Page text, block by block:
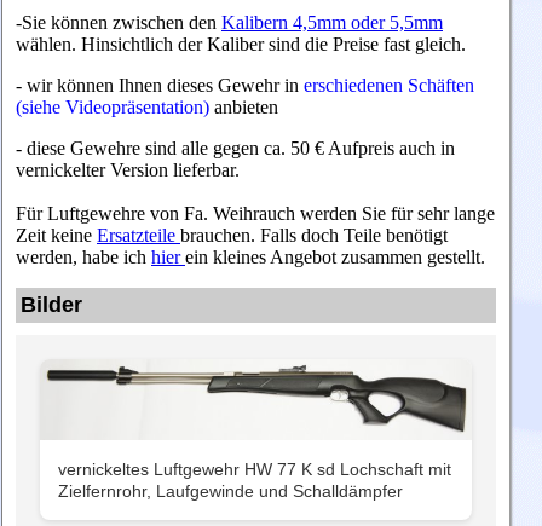
-Sie können zwischen den Kalibern 4,5mm oder 5,5mm
wählen. Hinsichtlich der Kaliber sind die Preise fast gleich.
- wir können Ihnen dieses Gewehr in erschiedenen Schäften
(siehe Videopräsentation) anbieten
- diese Gewehre sind alle gegen ca. 50 € Aufpreis auch in
vernickelter Version lieferbar.
Für Luftgewehre von Fa. Weihrauch werden Sie für sehr lange
Zeit keine Ersatzteile brauchen. Falls doch Teile benötigt
werden, habe ich hierein kleines Angebot zusammen gestellt.
Bilder
vernickeltes Luftgewehr HW 77 K sd Lochschaft mit
Zielfernrohr, Laufgewinde und Schalldämpfer